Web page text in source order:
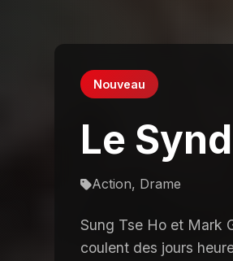
Nouveau
Le
Action, Drame
Sung Tse Ho et Mark
coulent des jours